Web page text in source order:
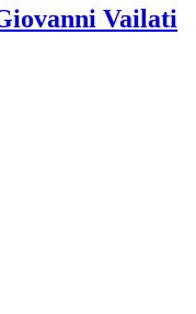
Vailati